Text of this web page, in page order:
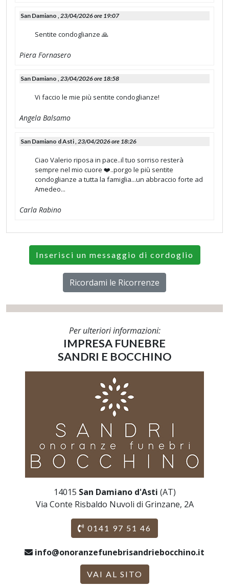
San Damiano ,23/04/2026 ore 19:07
Sentite condoglianze 🙏
Piera Fornasero
San Damiano ,23/04/2026 ore 18:58
Vi faccio le mie più sentite condoglianze!
Angela Balsamo
San Damiano d Asti ,23/04/2026 ore 18:26
Ciao Valerio riposa in pace..il tuo sorriso resterà
sempre nel mio cuore ❤️..porgo le più sentite
condoglianze a tutta la famiglia...un abbraccio forte ad
Amedeo...
Carla Rabino
Inserisci un messaggio di cordoglio
Ricordami le Ricorrenze
Per ulteriori informazioni:
IMPRESA FUNEBRE
SANDRI E BOCCHINO
14015 San Damiano d'Asti (AT)
Via Conte Risbaldo Nuvoli di Grinzane, 2A
0141 97 51 46
info@onoranzefunebrisandriebocchino.it
VAI AL SITO